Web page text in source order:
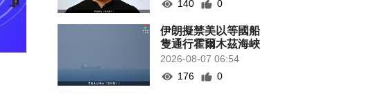
140
0
伊朗擬禁美以等國船
隻通行霍爾木茲海峽
2026-08-07 06:54
176
0